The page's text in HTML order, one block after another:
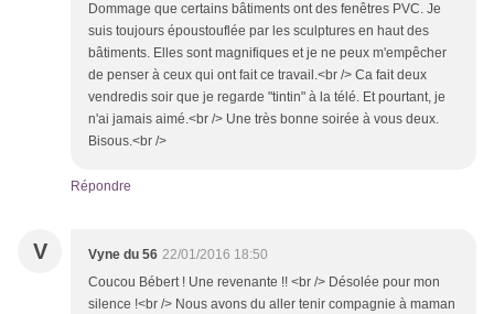
Dommage que certains bâtiments ont des fenêtres PVC. Je
suis toujours époustouflée par les sculptures en haut des
bâtiments. Elles sont magnifiques et je ne peux m'empêcher
de penser à ceux qui ont fait ce travail.<br /> Ca fait deux
vendredis soir que je regarde "tintin" à la télé. Et pourtant, je
n'ai jamais aimé.<br /> Une très bonne soirée à vous deux.
Bisous.<br />
Répondre
V Vyne du 56 22/01/2016 18:50
Coucou Bébert ! Une revenante !! <br /> Désolée pour mon
silence !<br /> Nous avons du aller tenir compagnie à maman